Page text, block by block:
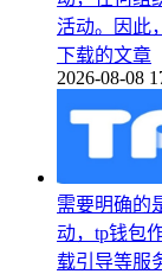
活动。因此
下载的文章
2026-08-08
需要明确的
动，tp钱包
载引导等服